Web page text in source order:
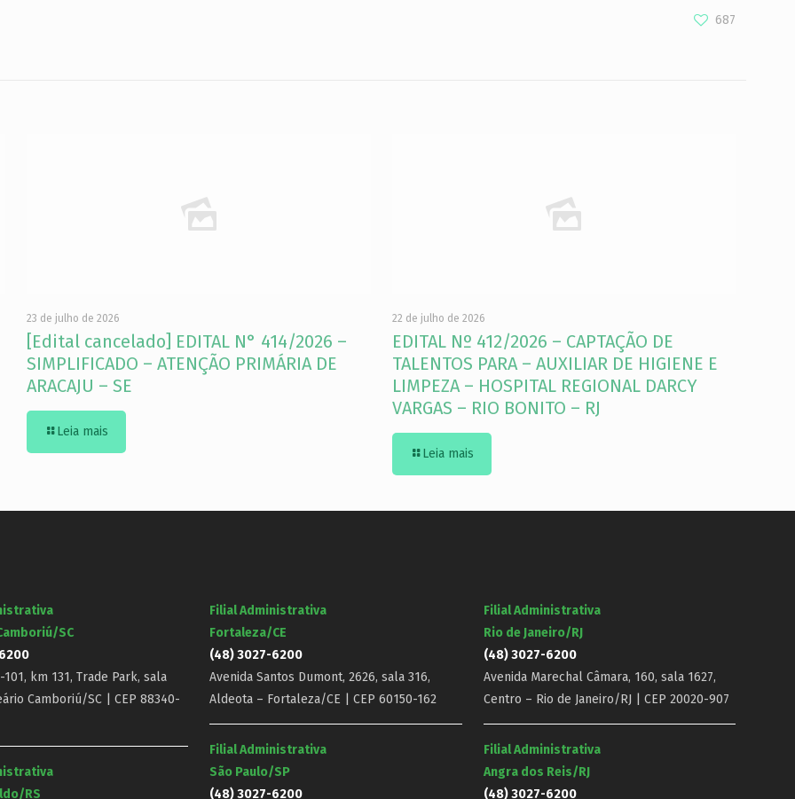
687
23 de julho de 2026
[Edital cancelado] EDITAL N° 414/2026 –
SIMPLIFICADO – ATENÇÃO PRIMÁRIA DE
ARACAJU – SE
Leia mais
22 de julho de 2026
EDITAL Nº 412/2026 – CAPTAÇÃO DE
TALENTOS PARA – AUXILIAR DE HIGIENE E
LIMPEZA – HOSPITAL REGIONAL DARCY
VARGAS – RIO BONITO – RJ
Leia mais
SC
101, km 131, Trade Park, sala
Camboriú/SC | CEP 88340-
RS
Filial Administrativa
Fortaleza/CE
(48) 3027-6200
Avenida Santos Dumont, 2626, sala 316,
Aldeota – Fortaleza/CE | CEP 60150-162
Filial Administrativa
São Paulo/SP
(48) 3027-6200
Filial Administrativa
Rio de Janeiro/RJ
(48) 3027-6200
Avenida Marechal Câmara, 160, sala 1627,
Centro – Rio de Janeiro/RJ | CEP 20020-907
Filial Administrativa
Angra dos Reis/RJ
(48) 3027-6200